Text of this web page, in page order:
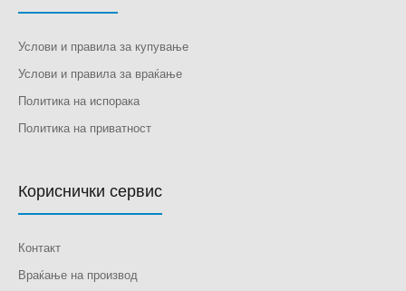
Услови и правила за купување
Услови и правила за враќање
Политика на испорака
Политика на приватност
Кориснички сервис
Контакт
Враќање на производ